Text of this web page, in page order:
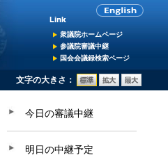
衆議院ホームページ
参議院審議中継
国会会議録検索ページ
文字の大きさ：
今日の審議中継
明日の中継予定